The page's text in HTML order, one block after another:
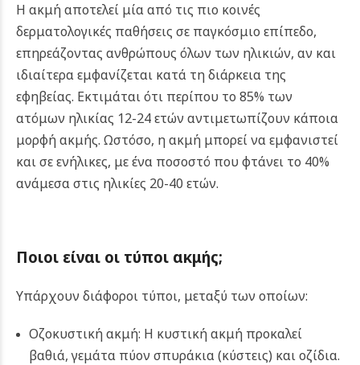
Η ακμή αποτελεί μία από τις πιο κοινές
δερματολογικές παθήσεις σε παγκόσμιο επίπεδο,
επηρεάζοντας ανθρώπους όλων των ηλικιών, αν και
ιδιαίτερα εμφανίζεται κατά τη διάρκεια της
εφηβείας. Εκτιμάται ότι περίπου το 85% των
ατόμων ηλικίας 12-24 ετών αντιμετωπίζουν κάποια
μορφή ακμής. Ωστόσο, η ακμή μπορεί να εμφανιστεί
και σε ενήλικες, με ένα ποσοστό που φτάνει το 40%
ανάμεσα στις ηλικίες 20-40 ετών.
Ποιοι είναι οι τύποι ακμής;
Υπάρχουν διάφοροι τύποι, μεταξύ των οποίων:
Οζοκυστική ακμή: Η κυστική ακμή προκαλεί
βαθιά, γεμάτα πύον σπυράκια (κύστεις) και οζίδια.